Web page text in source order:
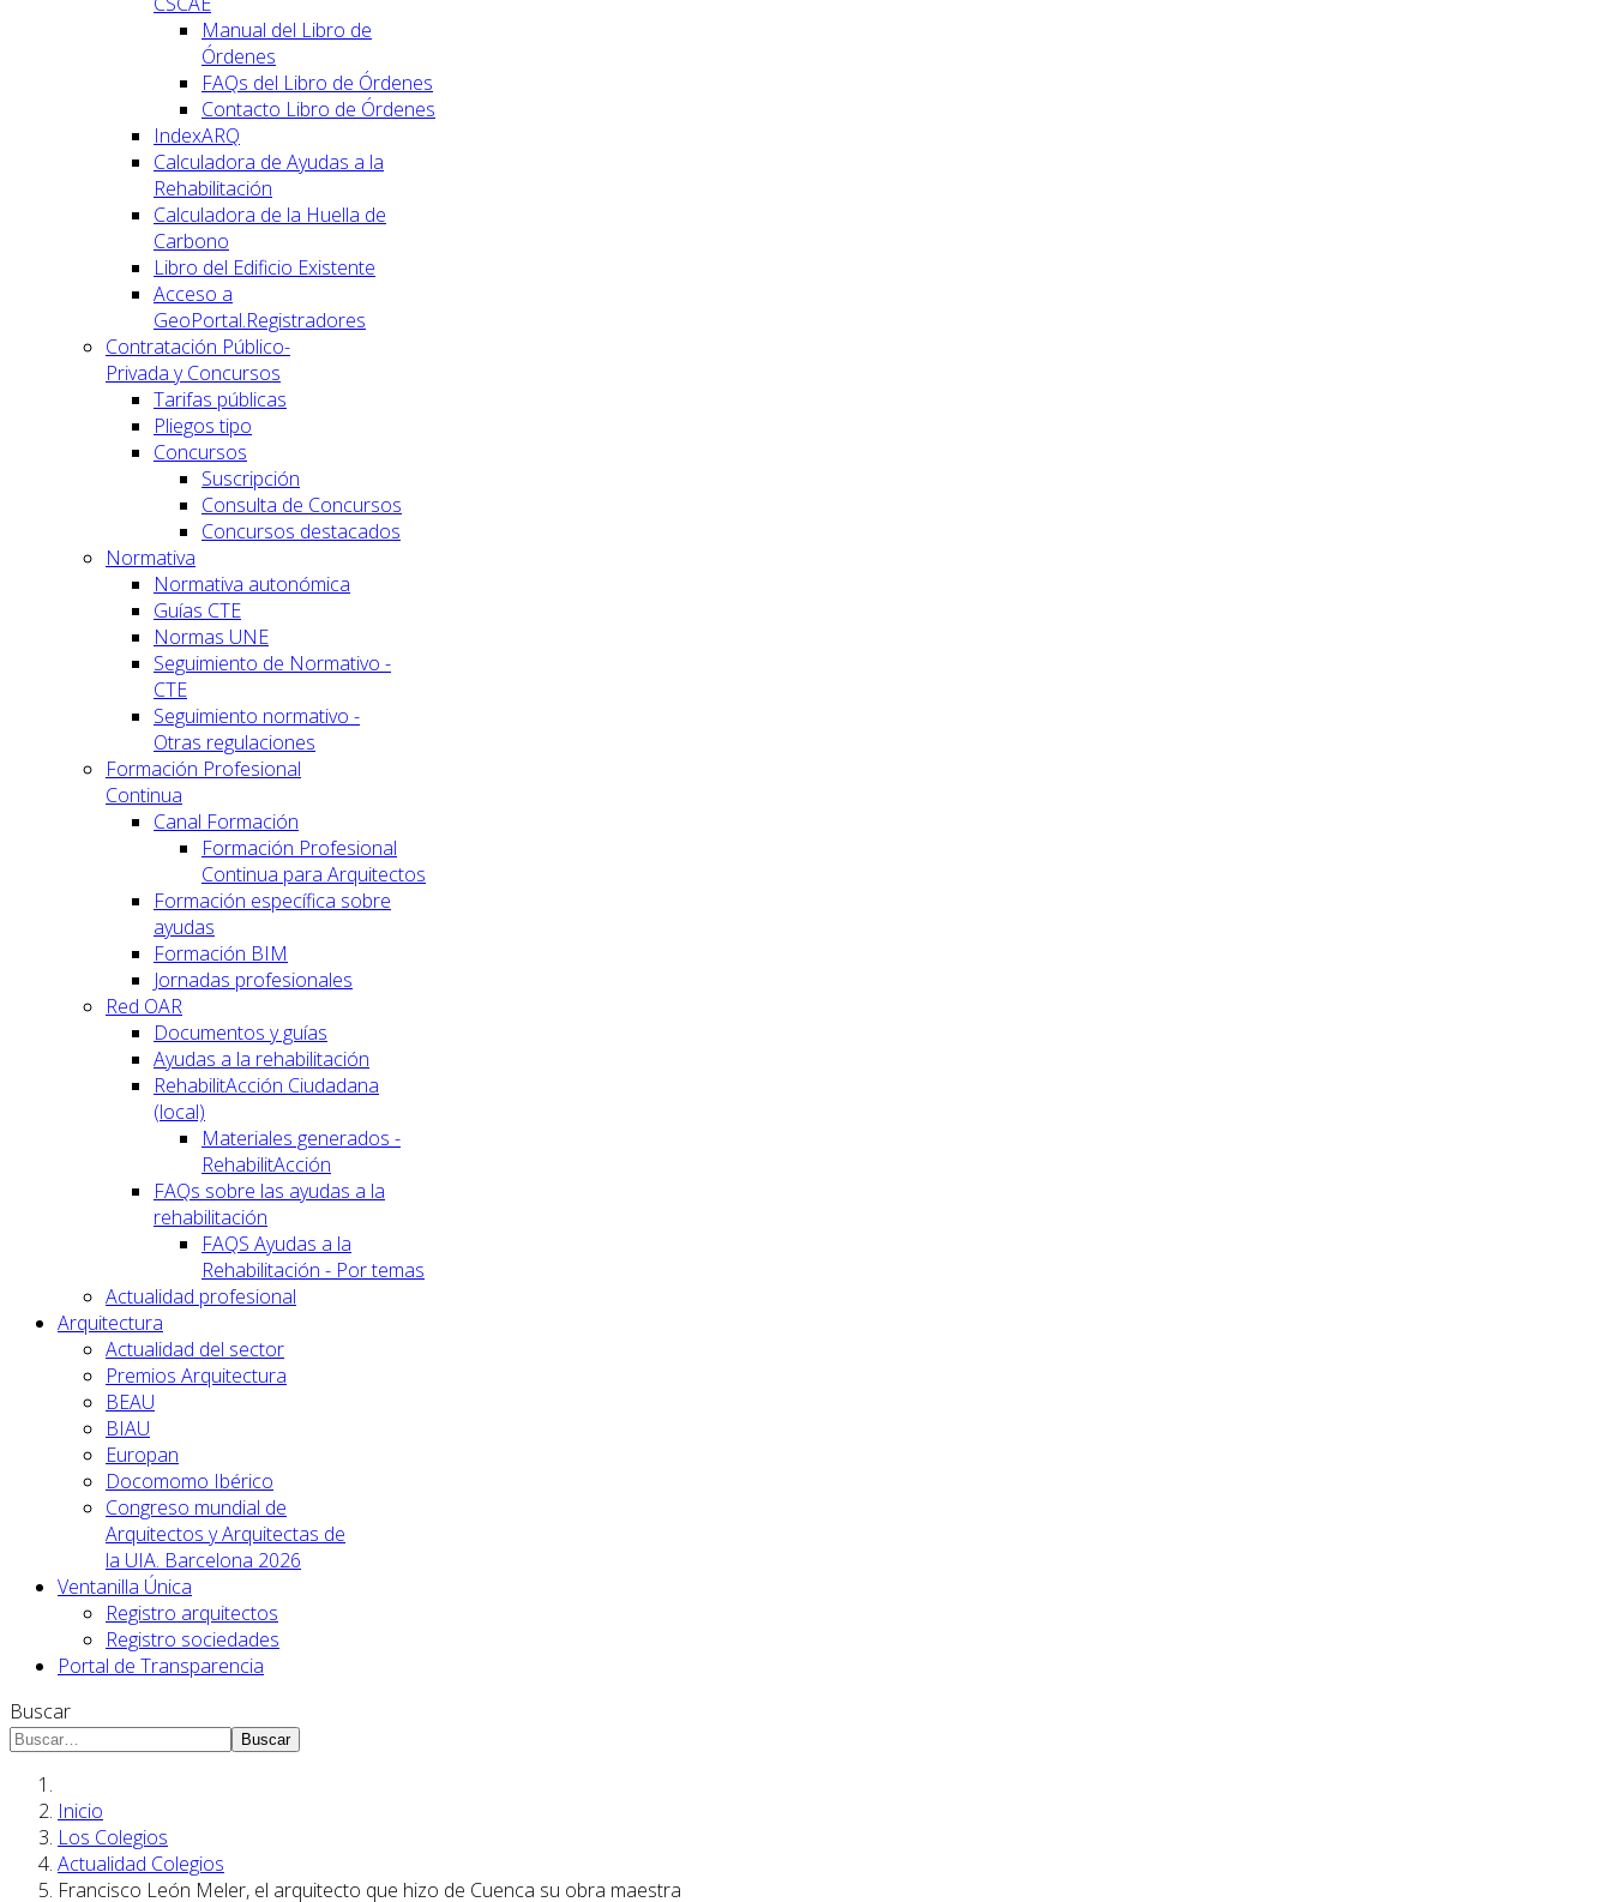
Manual del Libro de
Órdenes
FAQs del Libro de Órdenes
Contacto Libro de Órdenes
IndexARQ
Calculadora de Ayudas a la
Rehabilitación
Calculadora de la Huella de
Carbono
Libro del Edificio Existente
Acceso a
GeoPortal.Registradores
Contratación Público-
Privada y Concursos
Tarifas públicas
Pliegos tipo
Concursos
Suscripción
Consulta de Concursos
Concursos destacados
Normativa
Normativa autonómica
Guías CTE
Normas UNE
Seguimiento de Normativo -
CTE
Seguimiento normativo -
Otras regulaciones
Formación Profesional
Continua
Canal Formación
Formación Profesional
Continua para Arquitectos
Formación específica sobre
ayudas
Formación BIM
Jornadas profesionales
Red OAR
Documentos y guías
Ayudas a la rehabilitación
RehabilitAcción Ciudadana
(local)
Materiales generados -
RehabilitAcción
FAQs sobre las ayudas a la
rehabilitación
FAQS Ayudas a la
Rehabilitación - Por temas
Actualidad profesional
Arquitectura
Actualidad del sector
Premios Arquitectura
BEAU
BIAU
Europan
Docomomo Ibérico
Congreso mundial de
Arquitectos y Arquitectas de
la UIA. Barcelona 2026
Ventanilla Única
Registro arquitectos
Registro sociedades
Portal de Transparencia
Buscar
Buscar
Inicio
Los Colegios
Actualidad Colegios
Francisco León Meler, el arquitecto que hizo de Cuenca su obra maestra